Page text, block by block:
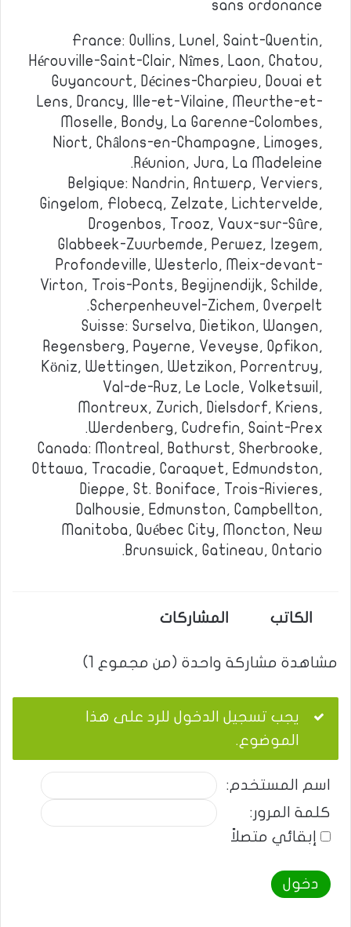
sans ordonance
France: Oullins, Lunel, Saint-Quentin,
Hérouville-Saint-Clair, Nîmes, Laon, Chatou,
Guyancourt, Décines-Charpieu, Douai et
Lens, Drancy, Ille-et-Vilaine, Meurthe-et-
Moselle, Bondy, La Garenne-Colombes,
Niort, Châlons-en-Champagne, Limoges,
Réunion, Jura, La Madeleine.
Belgique: Nandrin, Antwerp, Verviers,
Gingelom, Flobecq, Zelzate, Lichtervelde,
Drogenbos, Trooz, Vaux-sur-Sûre,
Glabbeek-Zuurbemde, Perwez, Izegem,
Profondeville, Westerlo, Meix-devant-
Virton, Trois-Ponts, Begijnendijk, Schilde,
Scherpenheuvel-Zichem, Overpelt.
Suisse: Surselva, Dietikon, Wangen,
Regensberg, Payerne, Veveyse, Opfikon,
Köniz, Wettingen, Wetzikon, Porrentruy,
Val-de-Ruz, Le Locle, Volketswil,
Montreux, Zurich, Dielsdorf, Kriens,
Werdenberg, Cudrefin, Saint-Prex.
Canada: Montreal, Bathurst, Sherbrooke,
Ottawa, Tracadie, Caraquet, Edmundston,
Dieppe, St. Boniface, Trois-Rivieres,
Dalhousie, Edmunston, Campbellton,
Manitoba, Québec City, Moncton, New
Brunswick, Gatineau, Ontario.
الكاتب المشاركات
مشاهدة مشاركة واحدة (من مجموع 1)
يجب تسجيل الدخول للرد على هذا
الموضوع.
اسم المستخدم:
كلمة المرور:
إبقائي متصلاً
دخول